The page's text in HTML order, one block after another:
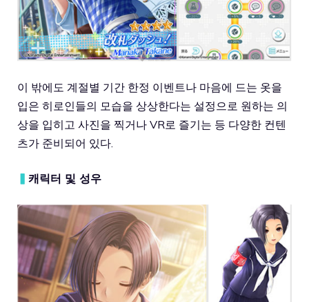
이 밖에도 계절별 기간 한정 이벤트나 마음에 드는 옷을
입은 히로인들의 모습을 상상한다는 설정으로 원하는 의
상을 입히고 사진을 찍거나 VR로 즐기는 등 다양한 컨텐
츠가 준비되어 있다.
▍ 캐릭터 및 성우